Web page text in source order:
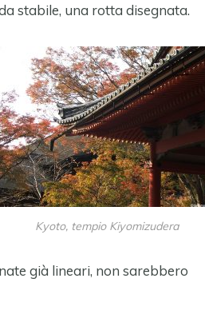
stabile, una rotta disegnata.
Kyoto, tempio Kiyomizudera
già lineari, non sarebbero